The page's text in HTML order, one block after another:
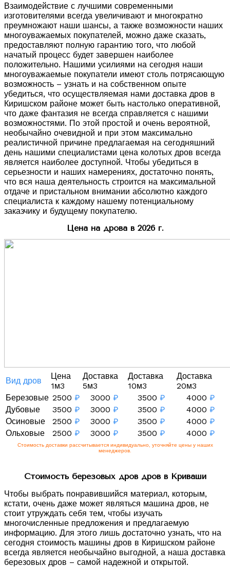
Взаимодействие с лучшими современными
изготовителями всегда увеличивают и многократно
преумножают наши шансы, а также возможности наших
многоуважаемых покупателей, можно даже сказать,
предоставляют полную гарантию того, что любой
начатый процесс будет завершен наиболее
положительно. Нашими усилиями на сегодня наши
многоуважаемые покупатели имеют столь потрясающую
возможность – узнать и на собственном опыте
убедиться, что осуществляемая нами доставка дров в
Киришском районе может быть настолько оперативной,
что даже фантазия не всегда справляется с нашими
возможностями. По этой простой и очень вероятной,
необычайно очевидной и при этом максимально
реалистичной причине предлагаемая на сегодняшний
день нашими специалистами цена колотых дров всегда
является наиболее доступной. Чтобы убедиться в
серьезности и наших намерениях, достаточно понять,
что вся наша деятельность строится на максимальной
отдаче и пристальном внимании абсолютно каждого
специалиста к каждому нашему потенциальному
заказчику и будущему покупателю.
Цена на дрова в 2026 г.
Вид дров
Цена
1м3
Доставка
5м3
Доставка
10м3
Доставка
20м3
Березовые 2500 ₽ 3000 ₽ 3500 ₽ 4000 ₽
Дубовые
3500 ₽ 3000 ₽ 3500 ₽ 4000 ₽
Осиновые
2500 ₽ 3000 ₽ 3500 ₽ 4000 ₽
Ольховые
2500 ₽ 3000 ₽ 3500 ₽ 4000 ₽
Стоимость доставки рассчитывается индивидуально, уточняйте цены у наших
менеджеров.
Стоимость березовых дров дров в Криваши
Чтобы выбрать понравившийся материал, которым,
кстати, очень даже может являться машина дров, не
стоит утруждать себя тем, чтобы изучать
многочисленные предложения и предлагаемую
информацию. Для этого лишь достаточно узнать, что на
сегодня стоимость машины дров в Киришском районе
всегда является необычайно выгодной, а наша доставка
березовых дров – самой надежной и открытой.